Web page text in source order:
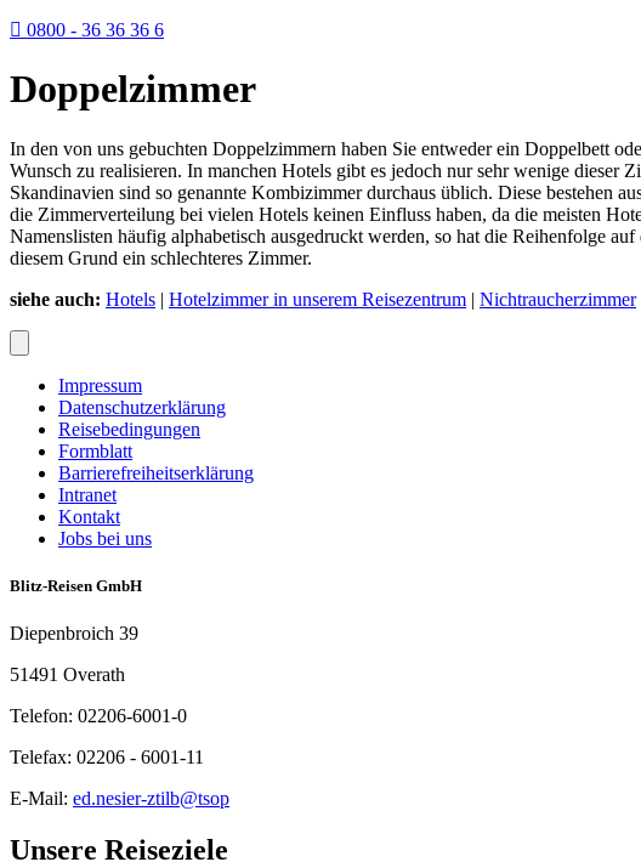
0800 - 36 36 36 6
Doppelzimmer
In den von uns gebuchten Doppelzimmern haben Sie entweder ein Doppelbett
Wunsch zu realisieren. In manchen Hotels gibt es jedoch nur sehr wenige
Skandinavien sind so genannte Kombizimmer durchaus üblich. Diese bestehen
die Zimmerverteilung bei vielen Hotels keinen Einfluss haben, da die meisten
Namenslisten häufig alphabetisch ausgedruckt werden, so hat die Reihenfolge
diesem Grund ein schlechteres Zimmer.
siehe auch: Hotels | Hotelzimmer in unserem Reisezentrum | Nichtraucherzimmer
Impressum
Datenschutzerklärung
Reisebedingungen
Formblatt
Barrierefreiheitserklärung
Intranet
Kontakt
Jobs bei uns
Blitz-Reisen GmbH
Diepenbroich 39
51491 Overath
Telefon: 02206-6001-0
Telefax: 02206 - 6001-11
E-Mail: ed.nesier-ztilb@tsop
Unsere Reiseziele